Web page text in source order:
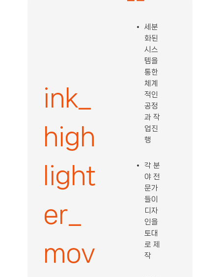
ink_
high
light
er_
mov
세분
화된
시스
템을
통한
체계
적인
공정
과 작
업진
행
각 분
야 전
문가
들이
디자
인을
토대
로 제
작